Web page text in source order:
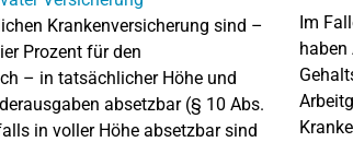
Krankenversicherung sind –
Prozent für den
– in tatsächlicher Höhe und
absetzbar (§ 10 Abs.
in voller Höhe absetzbar sind
Im
haben